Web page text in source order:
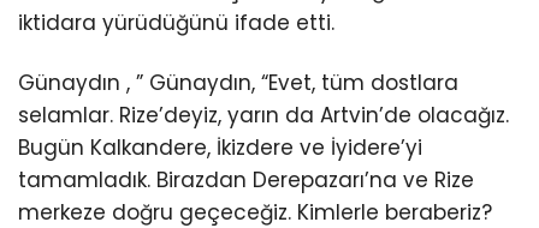
iktidara yürüdüğünü ifade etti.
Günaydın , ” Günaydın, “Evet, tüm dostlara
selamlar. Rize’deyiz, yarın da Artvin’de olacağız.
Bugün Kalkandere, İkizdere ve İyidere’yi
tamamladık. Birazdan Derepazarı’na ve Rize
merkeze doğru geçeceğiz. Kimlerle beraberiz?